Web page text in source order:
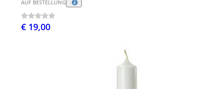
AUF BESTELLUNG
€ 19,00